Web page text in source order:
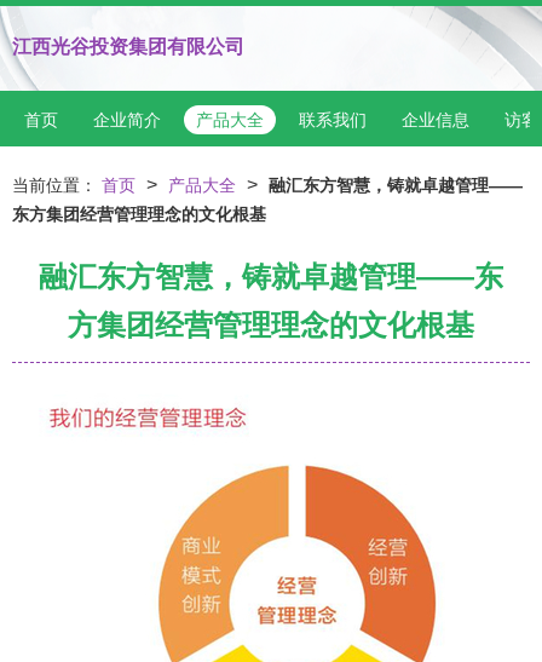
江西光谷投资集团有限公司
首页 企业简介 产品大全 联系我们 企业信息 访客
当前位置： 首页 > 产品大全 > 融汇东方智慧，铸就卓越管理——
东方集团经营管理理念的文化根基
融汇东方智慧，铸就卓越管理——东
方集团经营管理理念的文化根基